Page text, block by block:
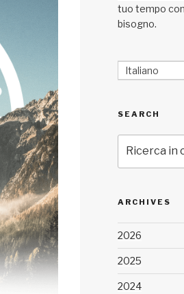
tuo tempo
bisogno.
Italiano
SEARCH
ARCHIVES
2026
2025
2024